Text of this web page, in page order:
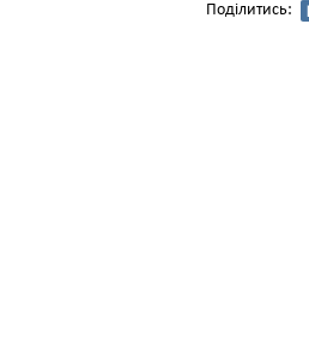
Поділитись: